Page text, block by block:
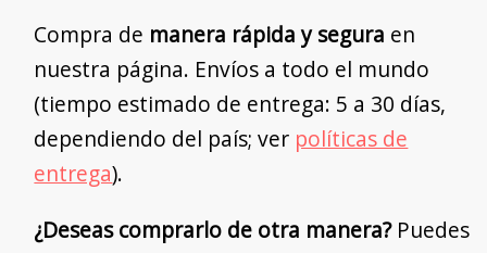
Compra de manera rápida y segura en
nuestra página. Envíos a todo el mundo
(tiempo estimado de entrega: 5 a 30 días,
dependiendo del país; ver políticas de
entrega).
¿Deseas comprarlo de otra manera?Puedes